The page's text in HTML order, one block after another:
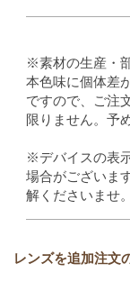
※素材の生産・
本色味に個体差
ですので、ご注
限りません。予
※デバイスの表
場合がございま
解くださいませ。
レンズを追加注文